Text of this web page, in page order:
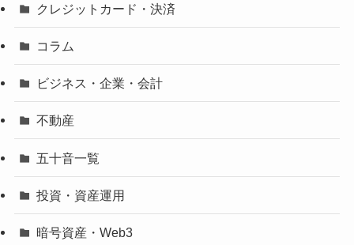
クレジットカード・決済
コラム
ビジネス・企業・会計
不動産
五十音一覧
投資・資産運用
暗号資産・Web3